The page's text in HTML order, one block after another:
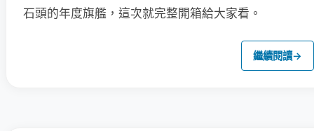
石頭的年度旗艦，這次就完整開箱給大家看。
繼續閱讀→